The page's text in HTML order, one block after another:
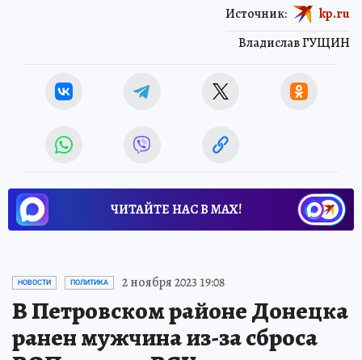
Владислав ГУЩИН
Источник: kp.ru
ЧИТАЙТЕ НАС В МАХ!
НОВОСТИ ПОЛИТИКА 2 ноября 2023 19:08
В Петровском районе Донецка
ранен мужчина из-за сброса